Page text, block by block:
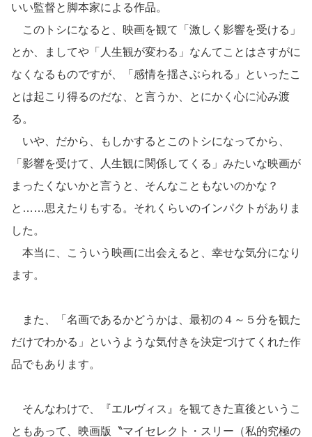
いい監督と脚本家による作品。
このトシになると、映画を観て「激しく影響を受ける」
とか、ましてや「人生観が変わる」なんてことはさすがに
なくなるものですが、「感情を揺さぶられる」といったこ
とは起こり得るのだな、と言うか、とにかく心に沁み渡
る。
いや、だから、もしかするとこのトシになってから、
「影響を受けて、人生観に関係してくる」みたいな映画が
まったくないかと言うと、そんなこともないのかな？
と……思えたりもする。それくらいのインパクトがありま
した。
本当に、こういう映画に出会えると、幸せな気分になり
ます。
また、「名画であるかどうかは、最初の４～５分を観た
だけでわかる」というような気付きを決定づけてくれた作
品でもあります。
そんなわけで、『エルヴィス』を観てきた直後というこ
ともあって、映画版〝マイセレクト・スリー（私的究極の